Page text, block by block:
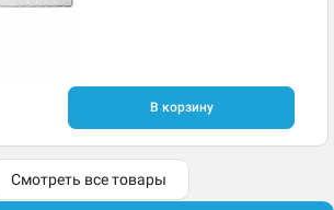
В корзину
Смотреть все товары